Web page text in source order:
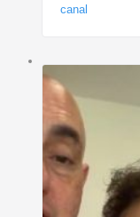
canal